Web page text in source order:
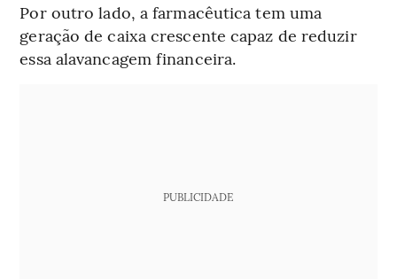
Por outro lado, a farmacêutica tem uma
geração de caixa crescente capaz de reduzir
essa alavancagem financeira.
PUBLICIDADE